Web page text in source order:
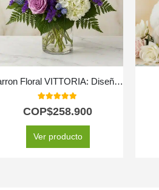
Jarron Floral VITTORIA: Diseño Exclusivo con Rosas Lilas y Hortensias ⚜️
5.00
COP$258.900
Ver producto